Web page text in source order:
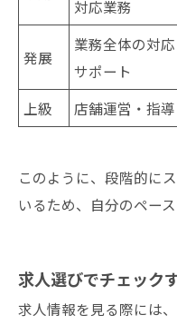
対応業務
発展
業務全体の対
サポート
上級 店舗運営・指導
このように、段階的に
いるため、自分のペー
求人選びでチェック
求人情報を見る際には